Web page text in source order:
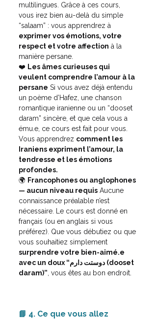
multilingues. Grâce à ces cours,
vous irez bien au-delà du simple
“salaam” : vous apprendrez à
exprimer vos émotions, votre
respect et votre affection à la
manière persane.
❤️ Les âmes curieuses qui
veulent comprendre l’amour à la
persane Si vous avez déjà entendu
un poème d’Hafez, une chanson
romantique iranienne ou un “dooset
daram” sincère, et que cela vous a
ému.e, ce cours est fait pour vous.
Vous apprendrez comment les
Iraniens expriment l’amour, la
tendresse et les émotions
profondes.
🌍 Francophones ou anglophones
— aucun niveau requis Aucune
connaissance préalable n’est
nécessaire. Le cours est donné en
français (ou en anglais si vous
préférez). Que vous débutiez ou que
vous souhaitiez simplement
surprendre votre bien-aimé.e
avec un doux “دوستت دارم (dooset
daram)” , vous êtes au bon endroit.
📘 4. Ce que vous allez